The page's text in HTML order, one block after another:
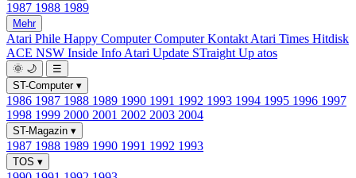
1987 1988 1989
Mehr
Atari Phile Happy ComputerComputer Kontakt Atari Times Hitdisk
ACE NSW Inside Info Atari Update STraight Up atos
🌞 🌙
☰
ST-Computer ▾
1986 1987 1988 1989 1990 1991 1992 1993 1994 1995 1996 1997
1998 1999 2000 2001 2002 2003 2004
ST-Magazin ▾
1987 1988 1989 1990 1991 1992 1993
TOS ▾